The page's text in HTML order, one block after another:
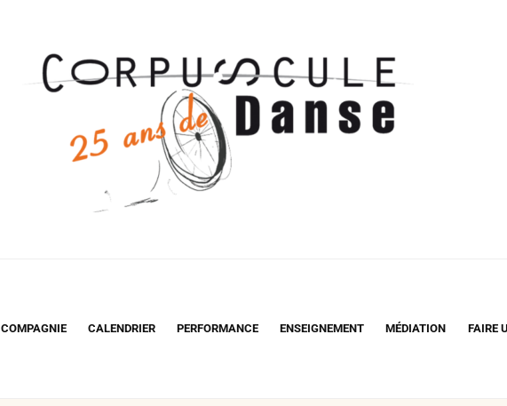
COMPAGNIE CALENDRIER PERFORMANCE ENSEIGNEMENT MÉDIATION FAIRE